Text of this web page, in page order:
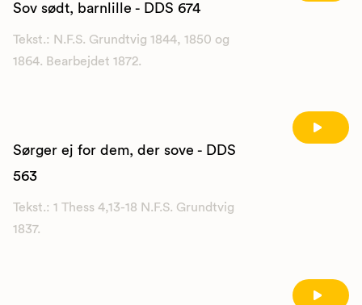
Sov sødt, barnlille - DDS 674
Tekst.: N.F.S. Grundtvig 1844, 1850 og
1864. Bearbejdet 1872.
Sørger ej for dem, der sove - DDS
563
Tekst.: 1 Thess 4,13-18 N.F.S. Grundtvig
1837.